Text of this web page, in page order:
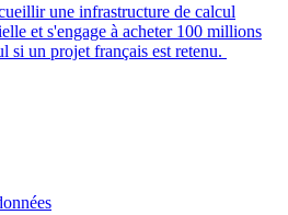
une infrastructure de calcul
et s'engage à acheter 100 millions
si un projet français est retenu.